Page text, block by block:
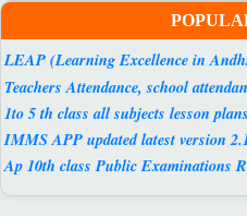
LEAP (Learning Excellence in
Teachers Attendance, school
1to 5 th class all subjects lesson plans
IMMS APP updated latest version
Ap 10th class Public Examinations